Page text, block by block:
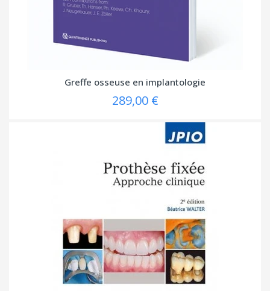
Greffe osseuse en implantologie
289,00 €